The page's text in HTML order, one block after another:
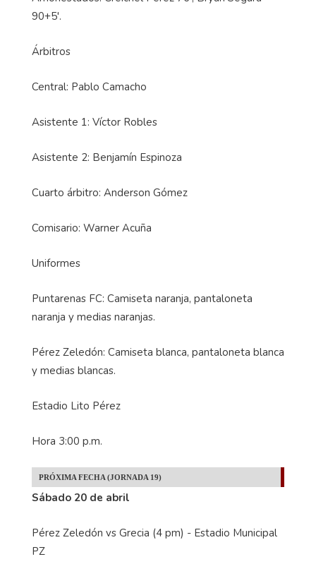
90+5'.
Árbitros
Central: Pablo Camacho
Asistente 1: Víctor Robles
Asistente 2: Benjamín Espinoza
Cuarto árbitro: Anderson Gómez
Comisario: Warner Acuña
Uniformes
Puntarenas FC: Camiseta naranja, pantaloneta
naranja y medias naranjas.
Pérez Zeledón: Camiseta blanca, pantaloneta blanca
y medias blancas.
Estadio Lito Pérez
Hora 3:00 p.m.
PRÓXIMA FECHA (JORNADA 19)
Sábado 20 de abril
Pérez Zeledón vs Grecia (4 pm) - Estadio Municipal
PZ